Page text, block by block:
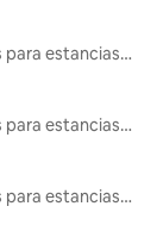
Alojamientos para estancias largas
Alojamientos para estancias largas
Alojamientos para estancias largas